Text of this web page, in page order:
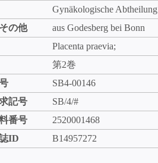
Gynäkologische Abtheilung
の他
aus Godesberg bei Bonn
Placenta praevia;
第2巻
SB4-00146
記号
SB/4/#
番号
2520001468
ID
B14957272